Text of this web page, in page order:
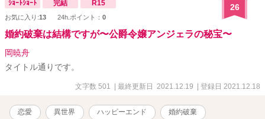
ｼｮｰﾄｼｮｰﾄ 完結 R15
お気に入り:13 24h.ポイント： 0
26
婚約破棄は結構ですが〜公爵令嬢アンジェラの秘宝〜
岡暁舟
タイトル通りです。
文字数 501 | 最終更新日 2021.12.19 | 登録日 2021.12.18
恋愛 異世界 ハッピーエンド 婚約破棄